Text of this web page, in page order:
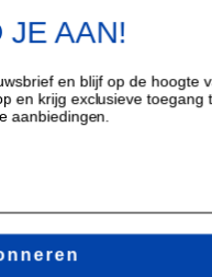
blijf op de hoogte van
exclusieve toegang tot